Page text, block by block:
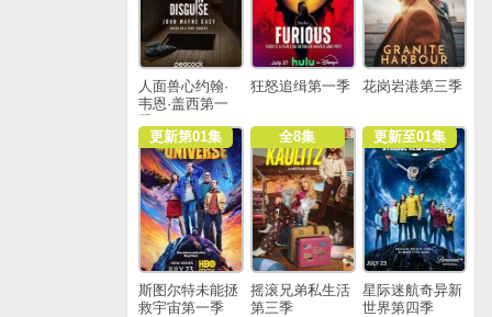
人面兽心约翰·
韦恩·盖西第一
季
狂怒追缉第一季 花岗岩港第三季
更新第01集
斯图尔特未能拯
救宇宙第一季
全8集
摇滚兄弟私生活
第三季
更新至01集
星际迷航奇异新
世界第四季